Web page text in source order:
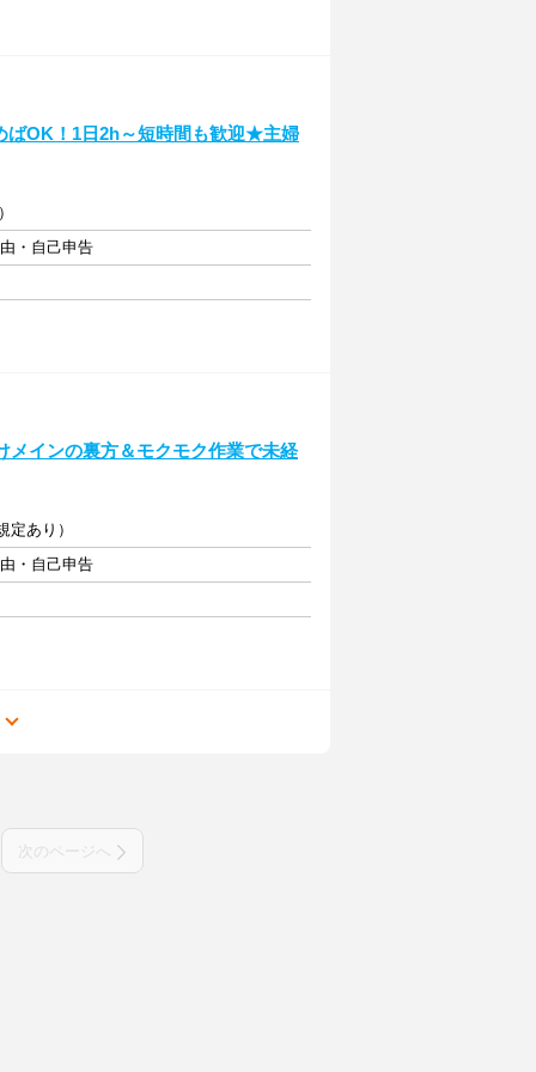
ばOK！1日2h～短時間も歓迎★主婦
・自己申告
メインの裏方＆モクモク作業で未経
定あり）
・自己申告
次のページへ